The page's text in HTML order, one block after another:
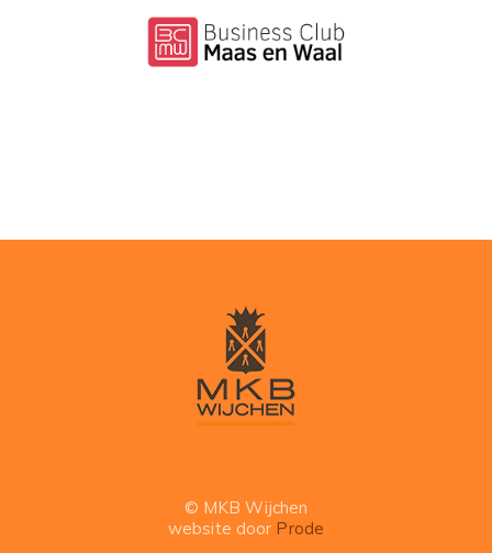
© MKB Wijchen
website door Prode